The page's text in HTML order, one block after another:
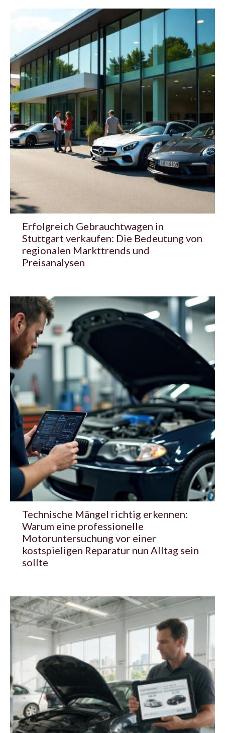
Erfolgreich Gebrauchtwagen in
Stuttgart verkaufen: Die Bedeutung von
regionalen Markttrends und
Preisanalysen
Technische Mängel richtig erkennen:
Warum eine professionelle
Motoruntersuchung vor einer
kostspieligen Reparatur nun Alltag sein
sollte